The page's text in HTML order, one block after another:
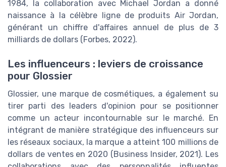
1984, la collaboration avec Michael Jordan a donné
naissance à la célèbre ligne de produits Air Jordan,
générant un chiffre d'affaires annuel de plus de 3
milliards de dollars (Forbes, 2022).
Les influenceurs : leviers de croissance
pour Glossier
Glossier, une marque de cosmétiques, a également su
tirer parti des leaders d'opinion pour se positionner
comme un acteur incontournable sur le marché. En
intégrant de manière stratégique des influenceurs sur
les réseaux sociaux, la marque a atteint 100 millions de
dollars de ventes en 2020 (Business Insider, 2021). Les